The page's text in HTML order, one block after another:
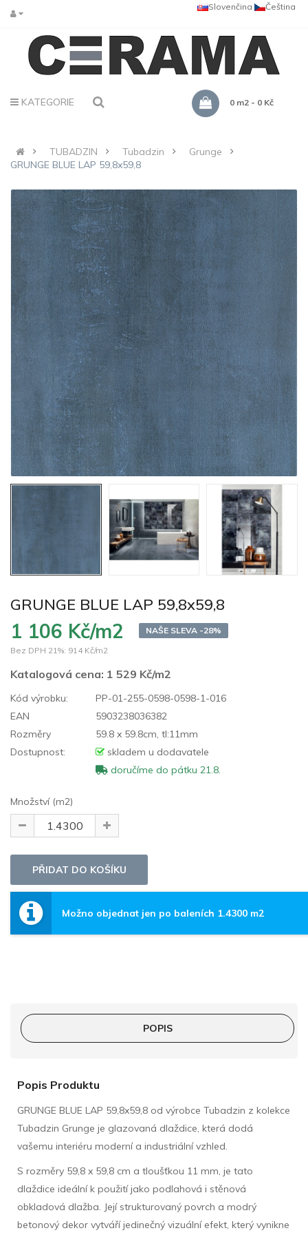
Čeština
Slovenčina
KATEGORIE 0 m2 - 0 Kč
TUBADZIN Tubadzin
Grunge
GRUNGE BLUE LAP 59,8x59,8
GRUNGE BLUE LAP 59,8x59,8
1 106 Kč/m2
NAŠE SLEVA -28%
Bez DPH 21%: 914 Kč/m2
Katalogová cena: 1 529 Kč/m2
Kód výrobku:
PP-01-255-0598-0598-1-016
EAN
5903238036382
Rozměry
59.8 x 59.8cm, tl:11mm
Dostupnost:
skladem u dodavatele
doručíme do pátku 21.8.
Množství (m2)
Možno objednat jen po baleních 1.4300 m2
POPIS
Popis Produktu
GRUNGE BLUE LAP 59,8x59,8 od výrobce Tubadzin z kolekce
Tubadzin Grunge je glazovaná dlaždice, která dodá
vašemu interiéru moderní a industriální vzhled.
S rozměry 59,8 x 59,8 cm a tloušťkou 11 mm, je tato
dlaždice ideální k použití jako podlahová i stěnová
obkladová dlažba. Její strukturovaný povrch a modrý
betonový dekor vytváří jedinečný vizuální efekt, který vynikne